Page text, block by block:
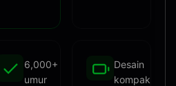
6,000+
umur
Desain
kompak